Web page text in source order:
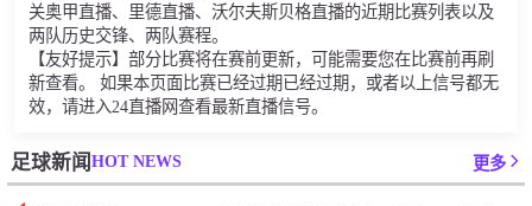
关奥甲直播、里德直播、沃尔夫斯贝格直播的近期比赛列表以及
两队历史交锋、两队赛程。
【友好提示】部分比赛将在赛前更新，可能需要您在比赛前再刷
新查看。 如果本页面比赛已经过期已经过期，或者以上信号都无
效，请进入24直播网查看最新直播信号。
足球新闻HOT NEWS 更多